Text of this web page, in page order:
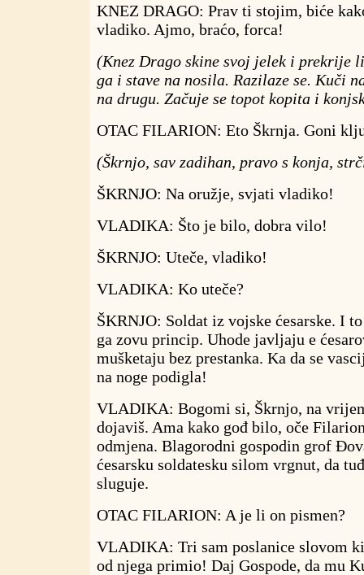
KNEZ DRAGO: Prav ti stojim, biće
vladiko. Ajmo, braćo, forca!
(Knez Drago skine svoj jelek i prekrije
ga i stave na nosila. Razilaze se. Kuči
na drugu. Začuje se topot kopita i
OTAC FILARION: Eto Škrnja. Goni
(Škrnjo, sav zadihan, pravo s konja,
ŠKRNJO: Na oružje, svjati vladiko!
VLADIKA: Što je bilo, dobra vilo!
ŠKRNJO: Uteče, vladiko!
VLADIKA: Ko uteče?
ŠKRNJO: Soldat iz vojske ćesarske. I
ga zovu princip. Uhode javljaju e
mušketaju bez prestanka. Ka da se
na noge podigla!
VLADIKA: Bogomi si, Škrnjo, na
dojaviš. Ama kako gođ bilo, oče
odmjena. Blagorodni gospodin grof
ćesarsku soldatesku silom vrgnut, da
sluguje.
OTAC FILARION: A je li on pismen?
VLADIKA: Tri sam poslanice slovom
od njega primio! Daj Gospode, da mu